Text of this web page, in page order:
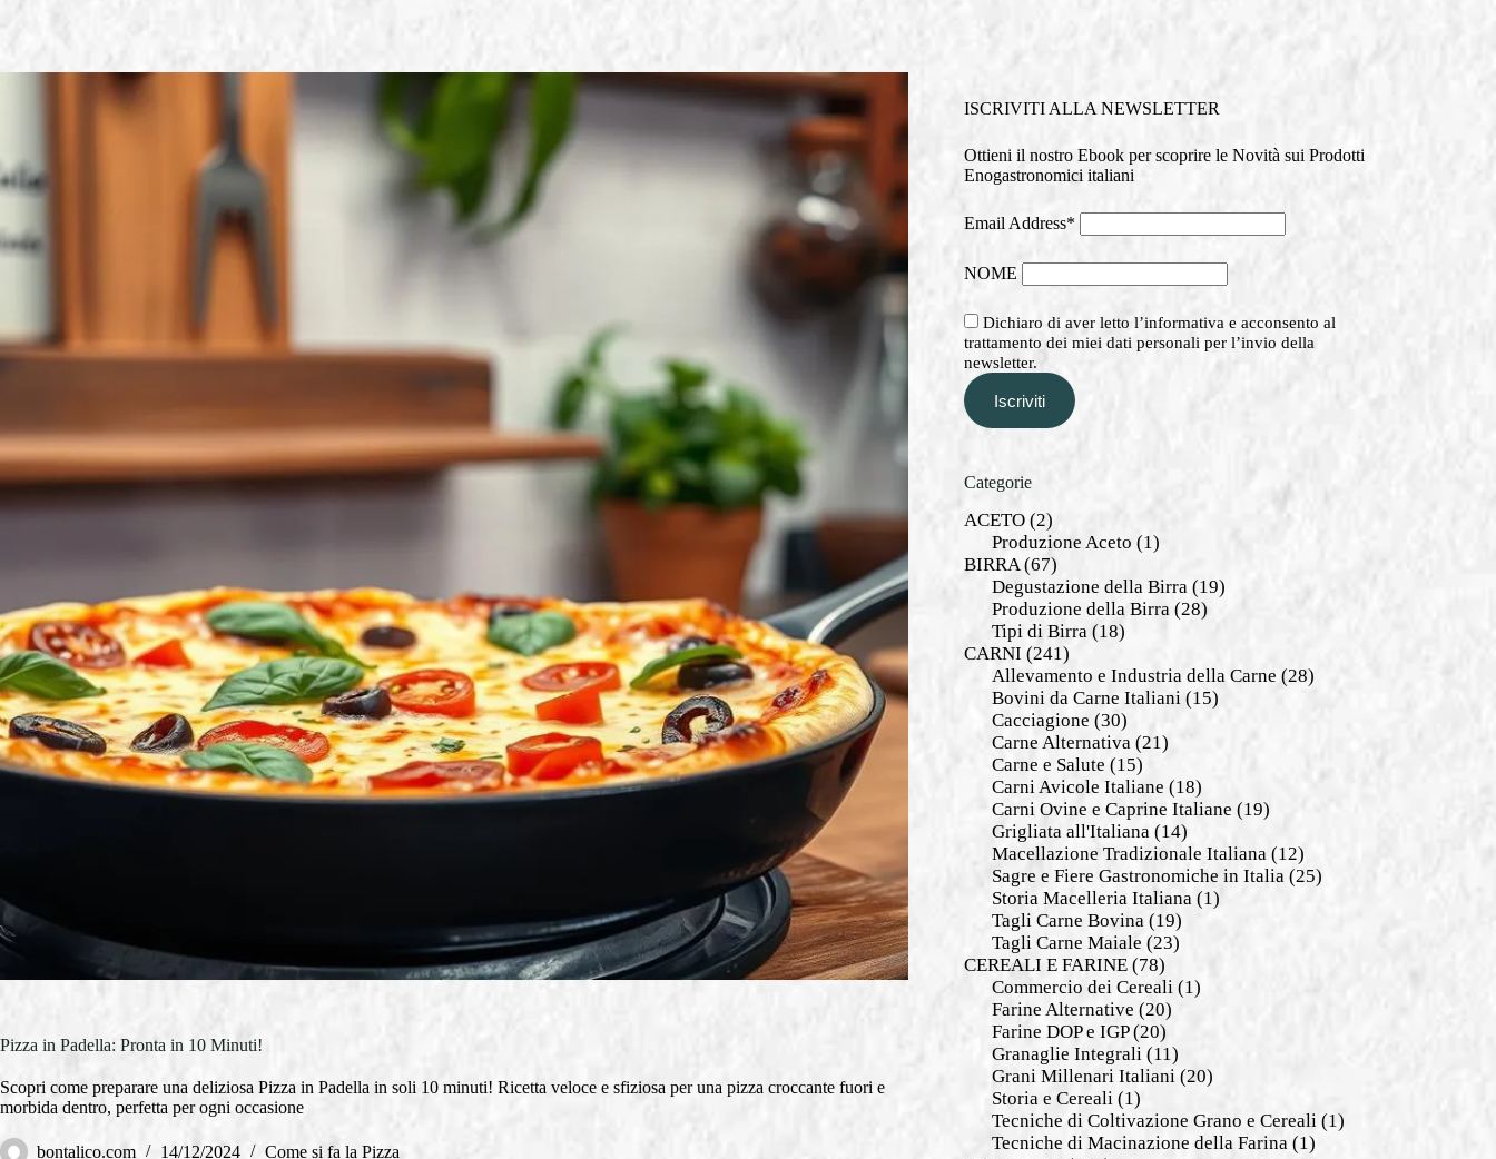
Pizza in Padella: Pronta in 10 Minuti!
Scopri come preparare una deliziosa Pizza in Padella in soli 10 minuti! Ricetta veloce e sfiziosa per una pizza croccante fuori e
morbida dentro, perfetta per ogni occasione
bontalico.com 14/12/2024 Come si fa la Pizza
ISCRIVITI ALLA NEWSLETTER
Ottieni il nostro Ebook per scoprire le Novità sui Prodotti
Enogastronomici italiani
Email Address*
NOME
Dichiaro di aver letto l’informativa e acconsento al
trattamento dei miei dati personali per l’invio della
newsletter.
Iscriviti
Categorie
ACETO(2)
Produzione Aceto (1)
BIRRA(67)
Degustazione della Birra (19)
Produzione della Birra (28)
Tipi di Birra (18)
CARNI (241)
Allevamento e Industria della Carne (28)
Bovini da Carne Italiani (15)
Cacciagione (30)
Carne Alternativa (21)
Carne e Salute (15)
Carni Avicole Italiane (18)
Carni Ovine e Caprine Italiane (19)
Grigliata all'Italiana (14)
Macellazione Tradizionale Italiana (12)
Sagre e Fiere Gastronomiche in Italia (25)
Storia Macelleria Italiana (1)
Tagli Carne Bovina (19)
Tagli Carne Maiale (23)
CEREALI E FARINE(78)
Commercio dei Cereali (1)
Farine Alternative (20)
Farine DOP e IGP(20)
Granaglie Integrali (11)
Grani Millenari Italiani (20)
Storia e Cereali (1)
Tecniche di Coltivazione Grano e Cereali (1)
Tecniche di Macinazione della Farina (1)